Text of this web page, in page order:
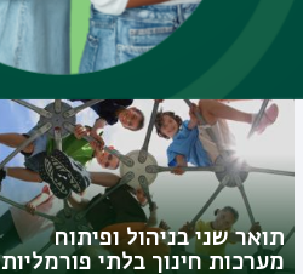
תואר שני בניהול ופיתוח
מערכות חינוך בלתי פורמליות